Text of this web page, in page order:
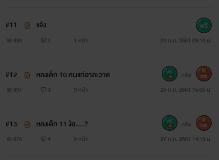
#11 แจ้ง
890 2 1 หน้า 23 ก.ย. 2561 09:10 น.
#12 หลงเด็ก 10 คนแก่อาละวาด
897 3 9 หน้า 25 ก.ย. 2561 15:05 น.
หรือ 300
#13 หลงเด็ก 11 ง้อ....?
875 4 9 หน้า 27 ก.ย. 2561 14:19 น.
หรือ 300